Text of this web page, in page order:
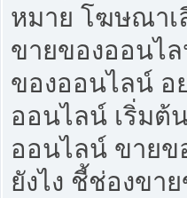
หมาย โฆษณาเ
ขายของออนไ
ของออนไลน์ อ
ออนไลน์ เริ่มต้
ออนไลน์ ขายข
ยังไง ชี้ช่องขา